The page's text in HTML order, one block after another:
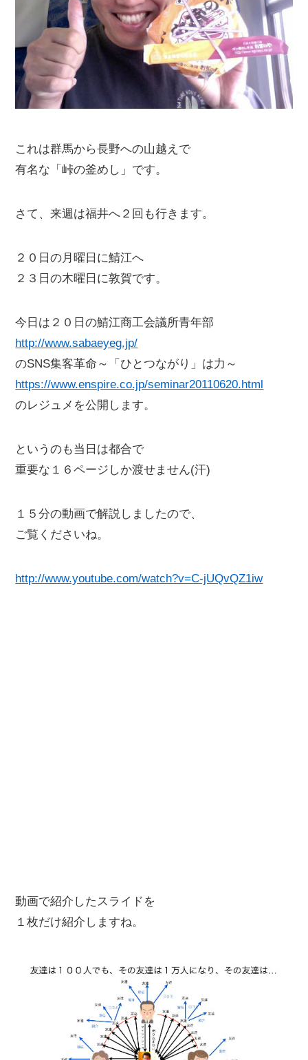
これは群馬から長野への山越えで
有名な「峠の釜めし」です。
さて、来週は福井へ２回も行きます。
２０日の月曜日に鯖江へ
２３日の木曜日に敦賀です。
今日は２０日の鯖江商工会議所青年部
http://www.sabaeyeg.jp/
のSNS集客革命～「ひとつながり」は力～
https://www.enspire.co.jp/seminar20110620.html
のレジュメを公開します。
というのも当日は都合で
重要な１６ページしか渡せません(汗)
１５分の動画で解説しましたので、
ご覧くださいね。
http://www.youtube.com/watch?v=C-jUQvQZ1iw
動画で紹介したスライドを
１枚だけ紹介しますね。